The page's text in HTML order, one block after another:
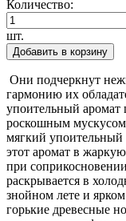
Количество:
шт.
Добавить в корзину
Они подчеркнут
гармонию их
упоительный аромат
роскошным
мягкий
этот аромат в
при
раскрывается в
знойном лете и
горькие древесные